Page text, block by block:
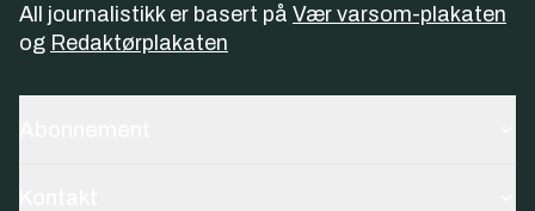
All journalistikk er basert på Vær varsom-plakaten
og Redaktørplakaten